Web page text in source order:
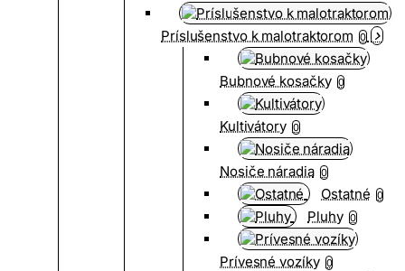
Príslušenstvo k malotraktorom 0
Bubnové kosačky 0
Kultivátory 0
Nosiče náradia 0
Ostatné 0
Pluhy 0
Prívesné vozíky 0